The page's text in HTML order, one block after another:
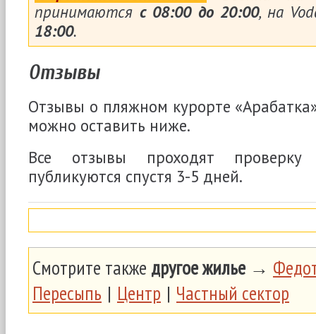
принимаются с 08:00 до 20:00, на
18:00.
Отзывы
Отзывы о пляжном курорте
можно оставить ниже.
Все отзывы проходят
публикуются спустя 3-5 дней.
Смотрите также другое жилье→
Пересыпь | Центр | Частный сектор